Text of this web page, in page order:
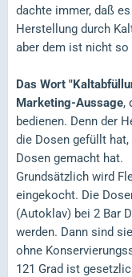
dachte immer, daß
Herstellung durch
aber dem ist nicht so
Das Wort
Marketing-Aussage,
bedienen. Denn der
die Dosen gefüllt
Dosen gemacht hat.
Grundsätzlich wird
eingekocht. Die
(Autoklav) bei 2 Bar
werden. Dann sind
ohne
121 Grad ist